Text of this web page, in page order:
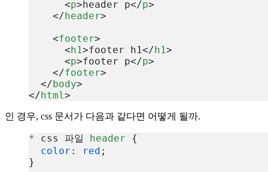
      <
p>header p</p>
    </
header>
    <
footer>
      <
h1>footer h1</ h1>
      <
p>footer p</p>
    </
footer>
  </
body>
</ html>
인 경우, css 문서가 다음과 같다면 어떻게 될까.
* css 파일 header {
  color
: red ;
}